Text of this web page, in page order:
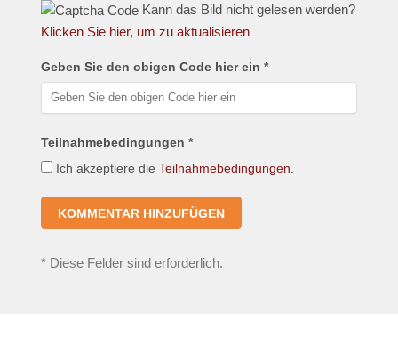
Kann das Bild nicht gelesen werden?
Klicken Sie hier, um zu aktualisieren
Geben Sie den obigen Code hier ein *
Teilnahmebedingungen *
Ich akzeptiere die Teilnahmebedingungen
*Diese Felder sind erforderlich.